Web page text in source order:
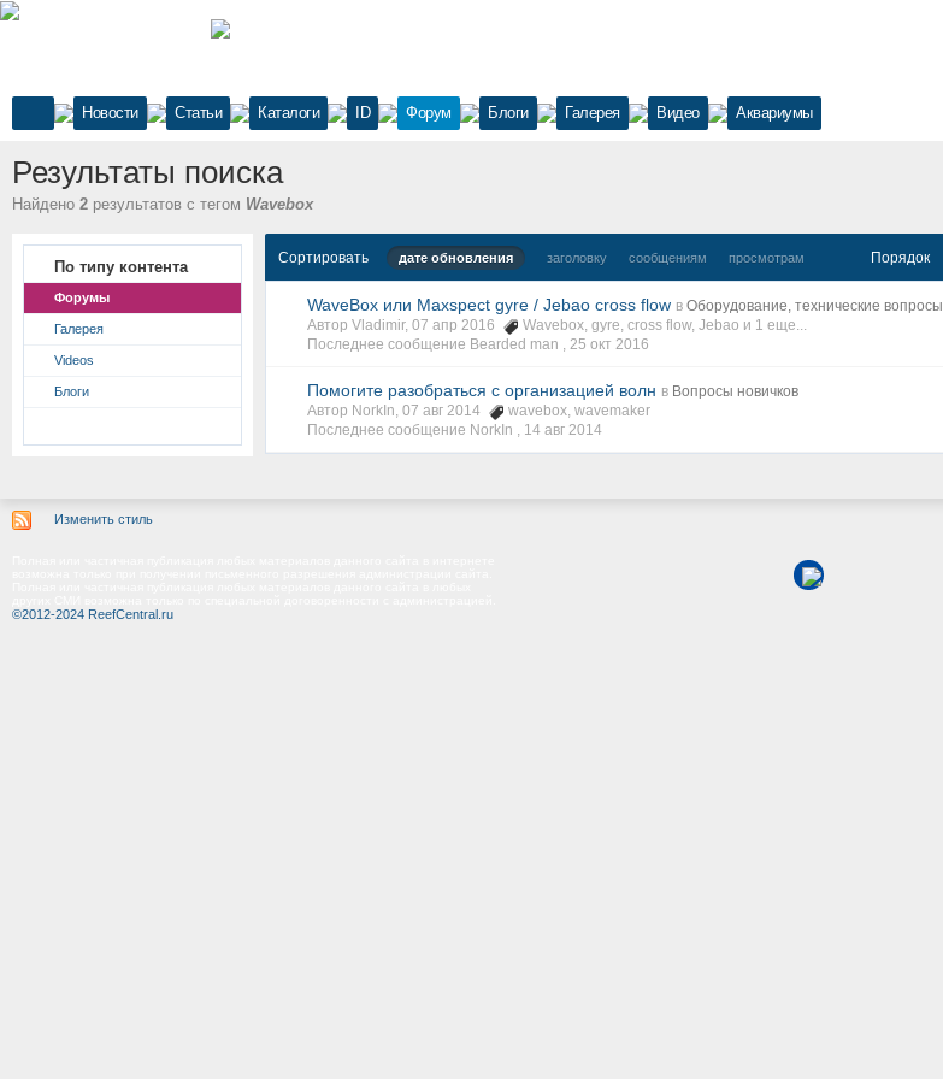
Новости Статьи Каталоги ID Форум Блоги Галерея Видео Аквариумы
Результаты поиска
Найдено 2 результатов с тегом Wavebox
По типу контента
Форумы
Галерея
Videos
Блоги
Сортировать дате обновления заголовку сообщениям просмотрам Порядок
WaveBox или Maxspect gyre / Jebao cross flow в Оборудование, технические вопросы
Автор Vladimir, 07 апр 2016
Wavebox, gyre, cross flow, Jebao и 1 еще...
Последнее сообщение Bearded man , 25 окт 2016
Помогите разобраться с организацией волн в Вопросы новичков
Автор NorkIn, 07 авг 2014
wavebox, wavemaker
Последнее сообщение NorkIn , 14 авг 2014
Изменить стиль
©2012-2024 ReefCentral.ru